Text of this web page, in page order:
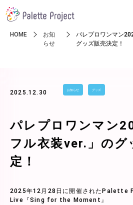
HOME
お知
らせ
パレプロワンマン
グッズ販売決定！
2025.12.30 お知らせ グッズ
パレプロワンマン
フル衣装ver.」のグ
定！
2025年12月28日に開催された
Live『Sing for the Moment』